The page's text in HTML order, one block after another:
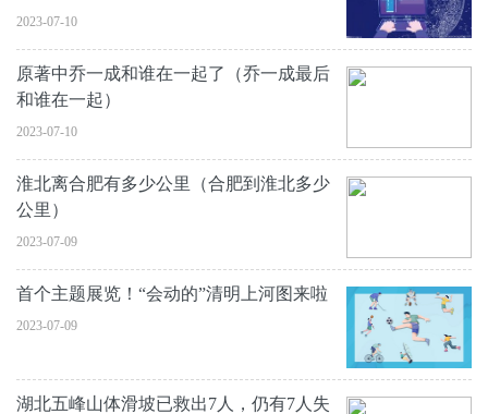
2023-07-10
原著中乔一成和谁在一起了（乔一成最后
和谁在一起）
2023-07-10
淮北离合肥有多少公里（合肥到淮北多少
公里）
2023-07-09
首个主题展览！“会动的”清明上河图来啦
2023-07-09
湖北五峰山体滑坡已救出7人，仍有7人失